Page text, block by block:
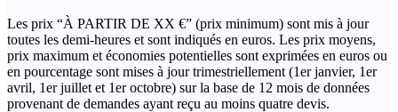
Les prix “À PARTIR DE XX €” (prix minimum) sont mis à jour
toutes les demi-heures et sont indiqués en euros. Les prix moyens,
prix maximum et économies potentielles sont exprimées en euros ou
en pourcentage sont mises à jour trimestriellement (1er janvier, 1er
avril, 1er juillet et 1er octobre) sur la base de 12 mois de données
provenant de demandes ayant reçu au moins quatre devis.